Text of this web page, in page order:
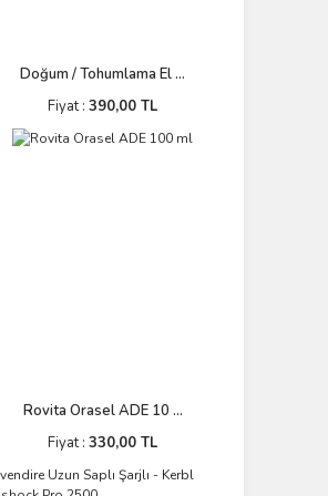
Doğum / Tohumlama El ...
Fiyat : 390,00 TL
Rovita Orasel ADE 10 ...
Fiyat : 330,00 TL